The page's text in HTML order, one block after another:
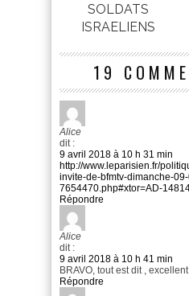
SOLDATS
ISRAELIENS
19
Alice
dit :
9 avril 2018 à 10 h 31 min
http://www.leparisien.fr/
invite-de-bfmtv-dimanche-
7654470.php#xtor=AD-
Répondre
Alice
dit :
9 avril 2018 à 10 h 41 min
BRAVO, tout est dit ,
Répondre